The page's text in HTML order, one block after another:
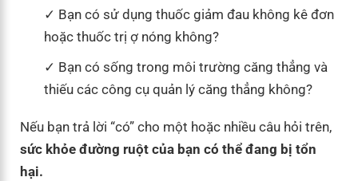
Bạn có sử dụng thuốc giảm đau không kê đơn
hoặc thuốc trị ợ nóng không?
Bạn có sống trong môi trường căng thẳng và
thiếu các công cụ quản lý căng thẳng không?
Nếu bạn trả lời “có” cho một hoặc nhiều câu hỏi trên,
sức khỏe đường ruột của bạn có thể đang bị tổn
hại.